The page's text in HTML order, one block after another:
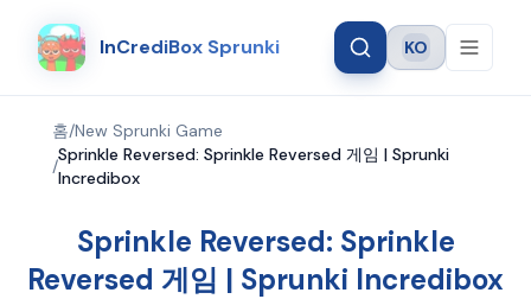
InCrediBox Sprunki Language
KO
홈/New Sprunki Game
/
Sprinkle Reversed: Sprinkle Reversed 게임 | Sprunki
Incredibox
Sprinkle Reversed: Sprinkle
Reversed 게임 | Sprunki Incredibox